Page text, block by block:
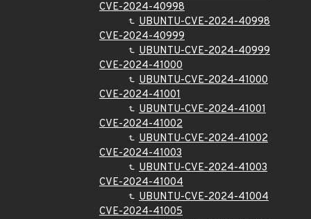
CVE-2024-40998
UBUNTU-CVE-2024-40998
CVE-2024-40999
UBUNTU-CVE-2024-40999
CVE-2024-41000
UBUNTU-CVE-2024-41000
CVE-2024-41001
UBUNTU-CVE-2024-41001
CVE-2024-41002
UBUNTU-CVE-2024-41002
CVE-2024-41003
UBUNTU-CVE-2024-41003
CVE-2024-41004
UBUNTU-CVE-2024-41004
CVE-2024-41005